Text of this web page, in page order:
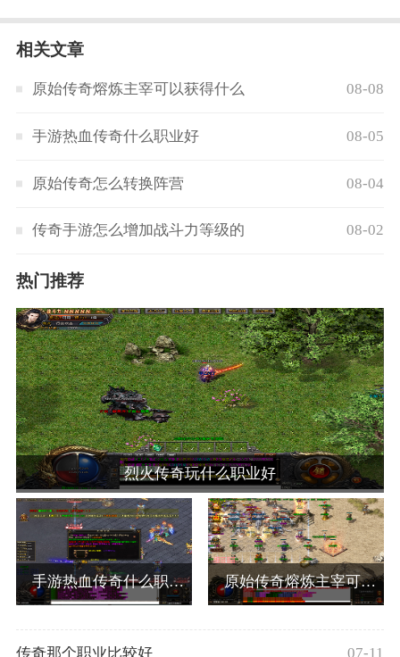
相关文章
原始传奇熔炼主宰可以获得什么 08-08
手游热血传奇什么职业好 08-05
原始传奇怎么转换阵营 08-04
传奇手游怎么增加战斗力等级的 08-02
热门推荐
烈火传奇玩什么职业好
手游热血传奇什么职业好 原始传奇熔炼主宰可以获得什么
传奇那个职业比较好 07-11